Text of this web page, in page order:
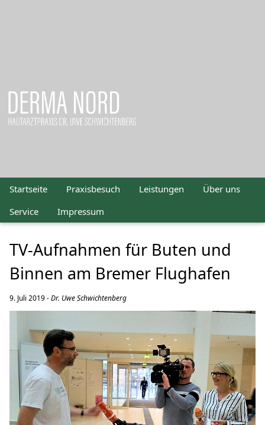
Startseite Praxisbesuch Leistungen
Über uns
Service
Impressum
TV-Aufnahmen für Buten und
Binnen am Bremer Flughafen
9. Juli 2019 -Dr. Uwe Schwichtenberg